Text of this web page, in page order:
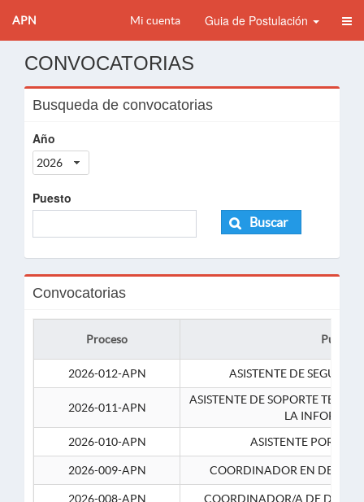
APN Mi cuenta Guia de Postulación
CONVOCATORIAS
Busqueda de convocatorias
Año
2026
Puesto
Buscar
Convocatorias
Proceso Puesto
2026-012-APN ASISTENTE DE
2026-011-APN
ASISTENTE DE SOPORTE
LA
2026-010-APN
ASISTENTE
2026-009-APN COORDINADOR EN
2026-008-APN COORDINADOR/A DE